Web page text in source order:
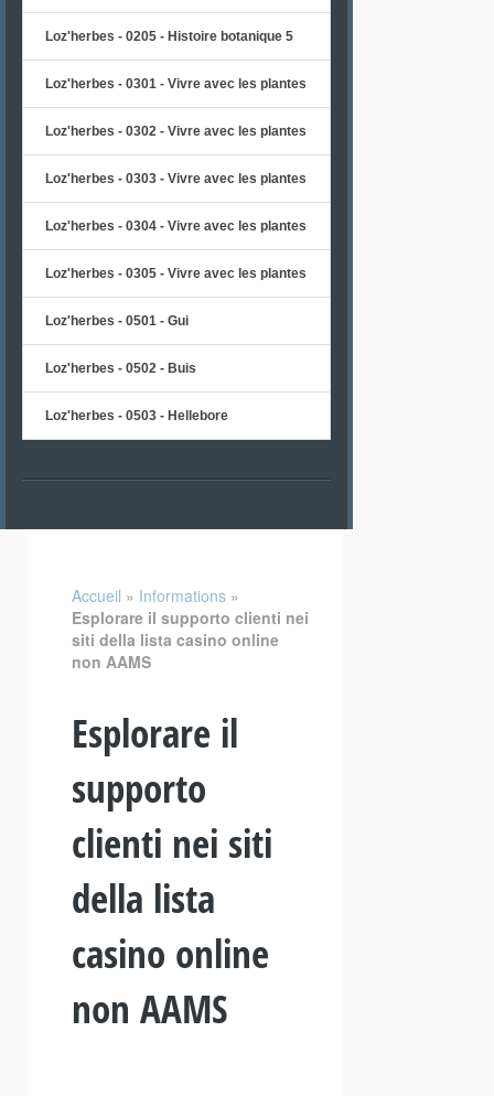
Loz'herbes - 0205 - Histoire botanique 5
Loz'herbes - 0301 - Vivre avec les plantes
Loz'herbes - 0302 - Vivre avec les plantes
Loz'herbes - 0303 - Vivre avec les plantes
Loz'herbes - 0304 - Vivre avec les plantes
Loz'herbes - 0305 - Vivre avec les plantes
Loz'herbes - 0501 - Gui
Loz'herbes - 0502 - Buis
Loz'herbes - 0503 - Hellebore
Accueil » Informations »
Esplorare il supporto clienti nei
siti della lista casino online
non AAMS
Esplorare il
supporto
clienti nei siti
della lista
casino online
non AAMS